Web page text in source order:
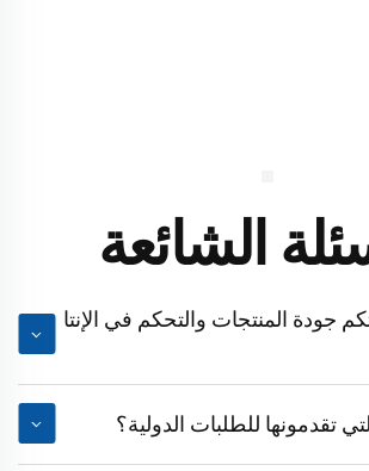
الشائعة
المنتجات والتحكم في الإنتا
تقدمونها للطلبات الدولية؟